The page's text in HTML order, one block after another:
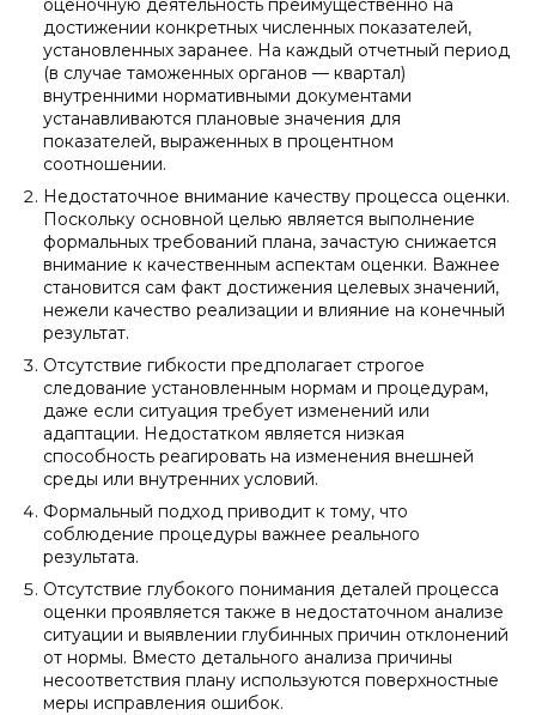
оценочную деятельность преимущественно на
достижении конкретных численных показателей,
установленных заранее. На каждый отчетный период
(в случае таможенных органов — квартал)
внутренними нормативными документами
устанавливаются плановые значения для
показателей, выраженных в процентном
соотношении.
Недостаточное внимание качеству процесса оценки.
Поскольку основной целью является выполнение
формальных требований плана, зачастую снижается
внимание к качественным аспектам оценки. Важнее
становится сам факт достижения целевых значений,
нежели качество реализации и влияние на конечный
результат.
Отсутствие гибкости предполагает строгое
следование установленным нормам и процедурам,
даже если ситуация требует изменений или
адаптации. Недостатком является низкая
способность реагировать на изменения внешней
среды или внутренних условий.
Формальный подход приводит к тому, что
соблюдение процедуры важнее реального
результата.
Отсутствие глубокого понимания деталей процесса
оценки проявляется также в недостаточном анализе
ситуации и выявлении глубинных причин отклонений
от нормы. Вместо детального анализа причины
несоответствия плану используются поверхностные
меры исправления ошибок.